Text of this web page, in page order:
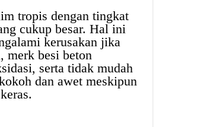
tropis dengan tingkat
cukup besar. Hal ini
kerusakan jika
merk besi beton
serta tidak mudah
dan awet meskipun